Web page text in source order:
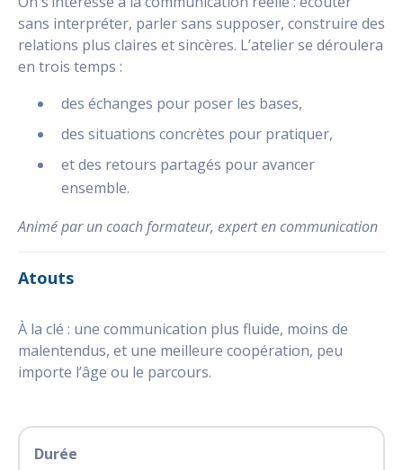
sans interpréter, parler sans supposer, construire des
relations plus claires et sincères. L’atelier se déroulera
en trois temps :
des échanges pour poser les bases,
des situations concrètes pour pratiquer,
et des retours partagés pour avancer
ensemble.
Animé par un coach formateur, expert en communication
Atouts
À la clé : une communication plus fluide, moins de
malentendus, et une meilleure coopération, peu
importe l’âge ou le parcours.
Durée